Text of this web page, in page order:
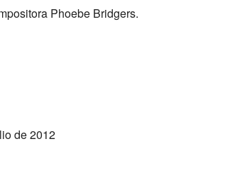
Phoebe Bridgers.
de 2012